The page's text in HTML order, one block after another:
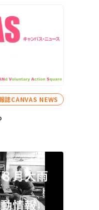
誌CANVAS NEWS